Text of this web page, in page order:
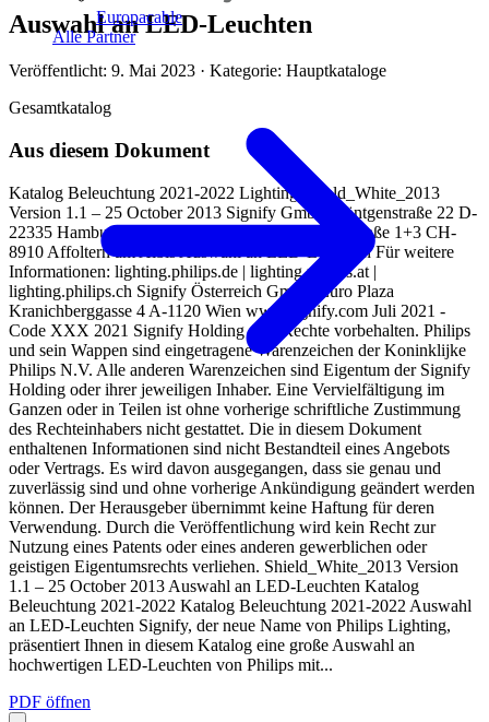
Europacable
Alle Partner
Auswahl an LED-Leuchten
Veröffentlicht: 9. Mai 2023 · Kategorie: Hauptkataloge
Gesamtkatalog
Aus diesem Dokument
Katalog Beleuchtung 2021-2022 Lighting Shield_White_2013
Version 1.1 – 25 October 2013 Signify GmbH Röntgenstraße 22 D-
22335 Hamburg Signify Schweiz AG Obstgartenstraße 1+3 CH-
8910 Affoltern am Albis Auswahl an LED-Leuchten Für weitere
Informationen: lighting.philips.de | lighting.philips.at |
lighting.philips.ch Signify Österreich GmbH Euro Plaza
Kranichberggasse 4 A-1120 Wien www.signify.com Juli 2021 -
Code XXX 2021 Signify Holding Alle Rechte vorbehalten. Philips
und sein Wappen sind eingetragene Warenzeichen der Koninklijke
Philips N.V. Alle anderen Warenzeichen sind Eigentum der Signify
Holding oder ihrer jeweiligen Inhaber. Eine Vervielfältigung im
Ganzen oder in Teilen ist ohne vorherige schriftliche Zustimmung
des Rechteinhabers nicht gestattet. Die in diesem Dokument
enthaltenen Informationen sind nicht Bestandteil eines Angebots
oder Vertrags. Es wird davon ausgegangen, dass sie genau und
zuverlässig sind und ohne vorherige Ankündigung geändert werden
können. Der Herausgeber übernimmt keine Haftung für deren
Verwendung. Durch die Veröffentlichung wird kein Recht zur
Nutzung eines Patents oder eines anderen gewerblichen oder
geistigen Eigentumsrechts verliehen. Shield_White_2013 Version
1.1 – 25 October 2013 Auswahl an LED-Leuchten Katalog
Beleuchtung 2021-2022 Katalog Beleuchtung 2021-2022 Auswahl
an LED-Leuchten Signify, der neue Name von Philips Lighting,
präsentiert Ihnen in diesem Katalog eine große Auswahl an
hochwertigen LED-Leuchten von Philips mit...
PDF öffnen